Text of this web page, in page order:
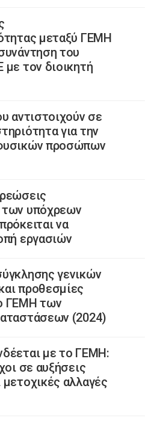
μεταξύ ΓΕΜΗ
του
τον διοικητή
αντιστοιχούν σε
για την
προσώπων
των υπόχρεων
να
εργασιών
γενικών
προθεσμίες
ΓΕΜΗ των
(2024)
με το ΓΕΜΗ:
σε αυξήσεις
αλλαγές